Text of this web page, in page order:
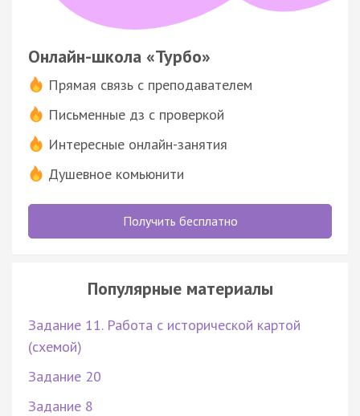
Онлайн-школа «Турбо»
Прямая связь с преподавателем
Письменные дз с проверкой
Интересные онлайн-занятия
Душевное комьюнити
Получить бесплатно
Популярные материалы
Задание 11. Работа с исторической картой
(схемой)
Задание 20
Задание 8